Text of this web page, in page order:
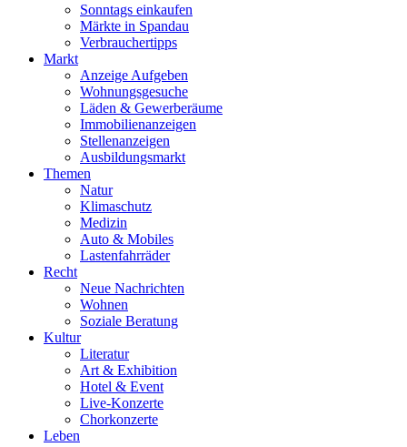
Sonntags einkaufen
Märkte in Spandau
Verbrauchertipps
Markt
Anzeige Aufgeben
Wohnungsgesuche
Läden & Gewerberäume
Immobilienanzeigen
Stellenanzeigen
Ausbildungsmarkt
Themen
Natur
Klimaschutz
Medizin
Auto & Mobiles
Lastenfahrräder
Recht
Neue Nachrichten
Wohnen
Soziale Beratung
Kultur
Literatur
Art & Exhibition
Hotel & Event
Live-Konzerte
Chorkonzerte
Leben